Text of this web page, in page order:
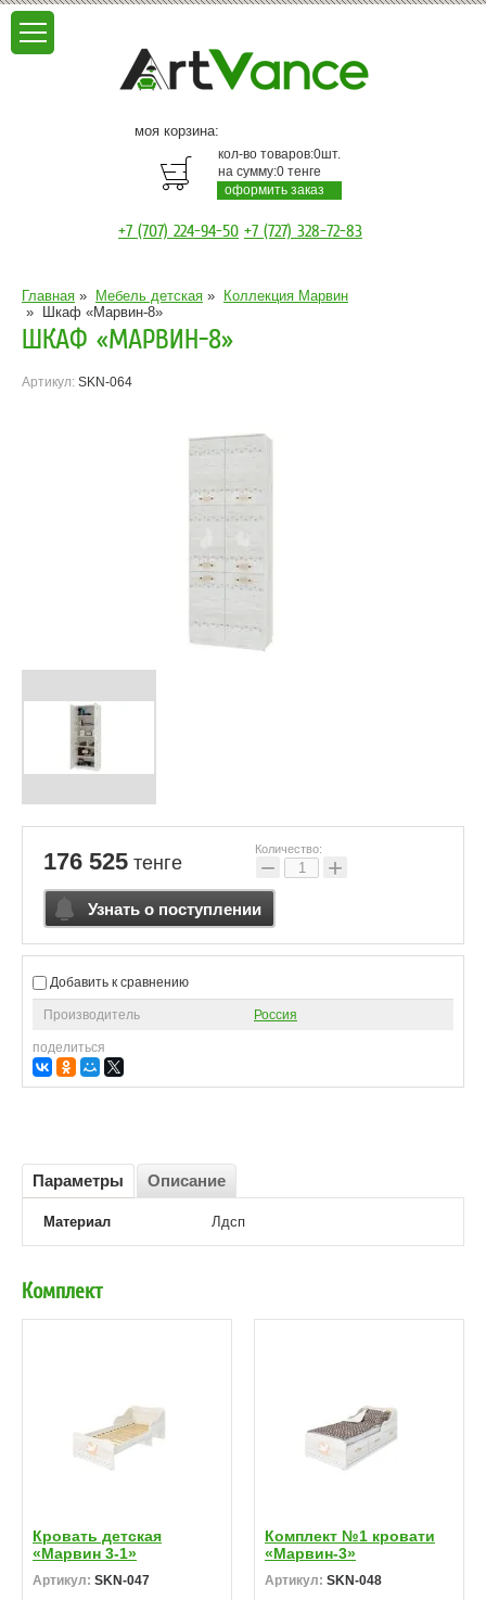
моя корзина:
кол-во товаров:0шт.
на сумму:0 тенге
оформить заказ
+7 (707) 224-94-50 +7 (727) 328-72-83
Главная » Мебель детская »
Коллекция Марвин
»
Шкаф «Марвин-8»
ШКАФ «МАРВИН-8»
Артикул: SKN-064
176 525 тенге
Количество:
− +
Узнать о поступлении
Добавить к сравнению
Производитель Россия
поделиться
Параметры Описание
Материал Лдсп
Комплект
Кровать детская
«Марвин 3-1»
Артикул: SKN-047
Комплект №1 кровати
«Марвин-3»
Артикул: SKN-048